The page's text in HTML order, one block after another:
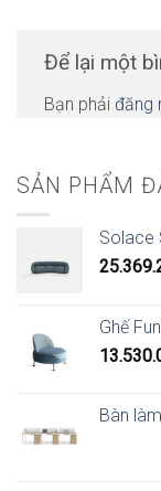
SẢN PHẨM
Solace
Ghế
Bàn
Để lại một
Bạn phải đăng